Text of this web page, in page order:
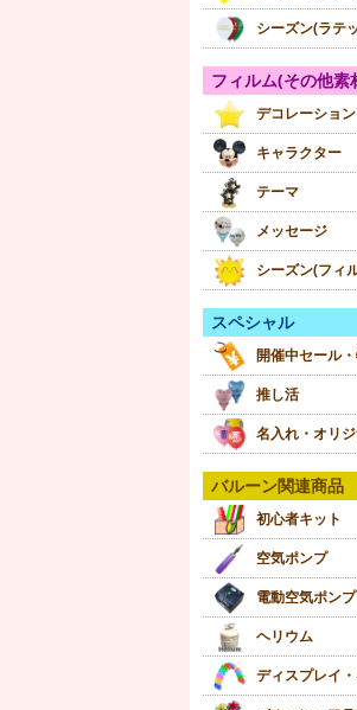
シーズン(ラテ
フィルム(その他素
デコレーション
キャラクター
テーマ
メッセージ
シーズン(フィ
スペシャル
開催中セール
推し活
名入れ・オリ
バルーン関連商品
初心者キット
空気ポンプ
電動空気ポンプ
ヘリウム
ディスプレイ